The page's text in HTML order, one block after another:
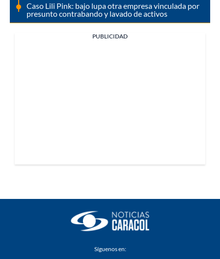
Caso Lili Pink: bajo lupa otra empresa vinculada por
presunto contrabando y lavado de activos
PUBLICIDAD
Síguenos en: